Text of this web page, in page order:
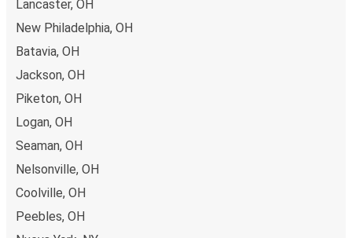
Lancaster, OH
New Philadelphia, OH
Batavia, OH
Jackson, OH
Piketon, OH
Logan, OH
Seaman, OH
Nelsonville, OH
Coolville, OH
Peebles, OH